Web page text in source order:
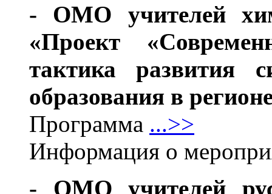
- ОМО учителей
«Проект
тактика развития
образования в
Программа ...>>
Информация о
- ОМО учителей